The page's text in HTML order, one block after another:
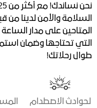
السلامة والأمن لدينا
المتاحين على مدار
التي تحتاجها وضمان
طوال رحلاتك!
لحوادث الاصطدام